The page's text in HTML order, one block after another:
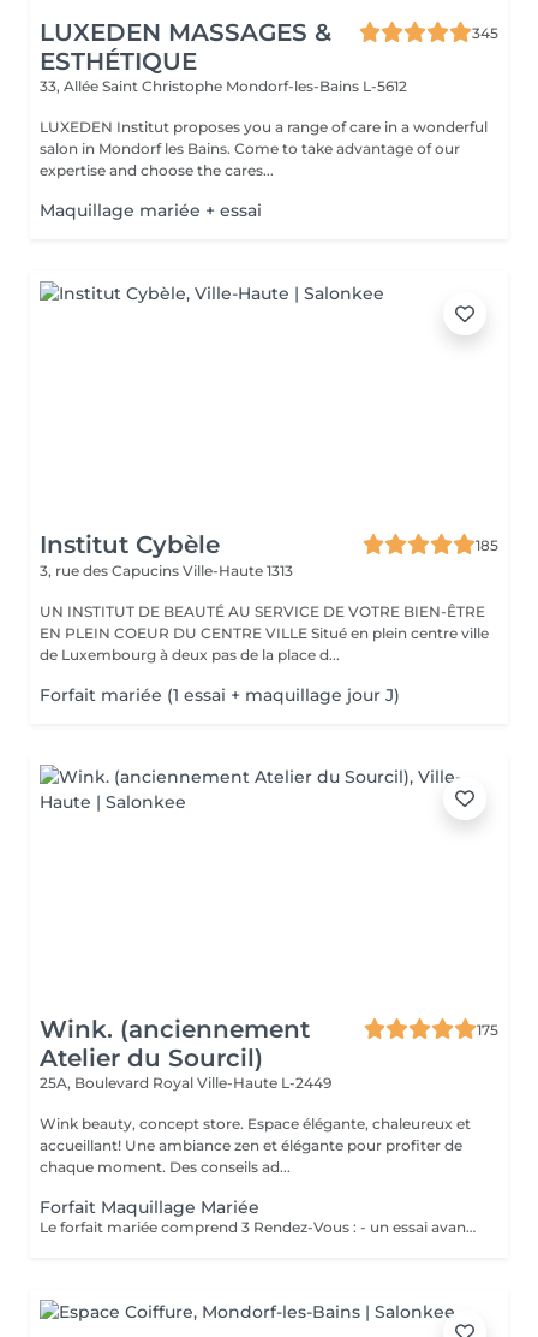
LUXEDEN MASSAGES &
ESTHÉTIQUE
345
33, Allée Saint Christophe Mondorf-les-Bains L-5612
LUXEDEN Institut proposes you a range of care in a wonderful
salon in Mondorf les Bains. Come to take advantage of our
expertise and choose the cares...
Maquillage mariée + essai
Institut Cybèle
185
3, rue des Capucins Ville-Haute 1313
UN INSTITUT DE BEAUTÉ AU SERVICE DE VOTRE BIEN-ÊTRE
EN PLEIN COEUR DU CENTRE VILLE Situé en plein centre ville
de Luxembourg à deux pas de la place d...
Forfait mariée (1 essai + maquillage jour J)
Wink. (anciennement
Atelier du Sourcil)
175
25A, Boulevard Royal Ville-Haute L-2449
Wink beauty, concept store. Espace élégante, chaleureux et
accueillant! Une ambiance zen et élégante pour profiter de
chaque moment. Des conseils ad...
Forfait Maquillage Mariée
Le forfait mariée comprend 3 Rendez-Vous : - un essai avant la prestation du jour J ( Afin de déterminer vos besoins, vos envies, la thématique de cette journée ) - une épilation des sourcils ( Pour ouvrir, & sublimer le regard ) - Maquillage Jour J ( Réalisation du maquillage décidé lors du rendez-vous test )